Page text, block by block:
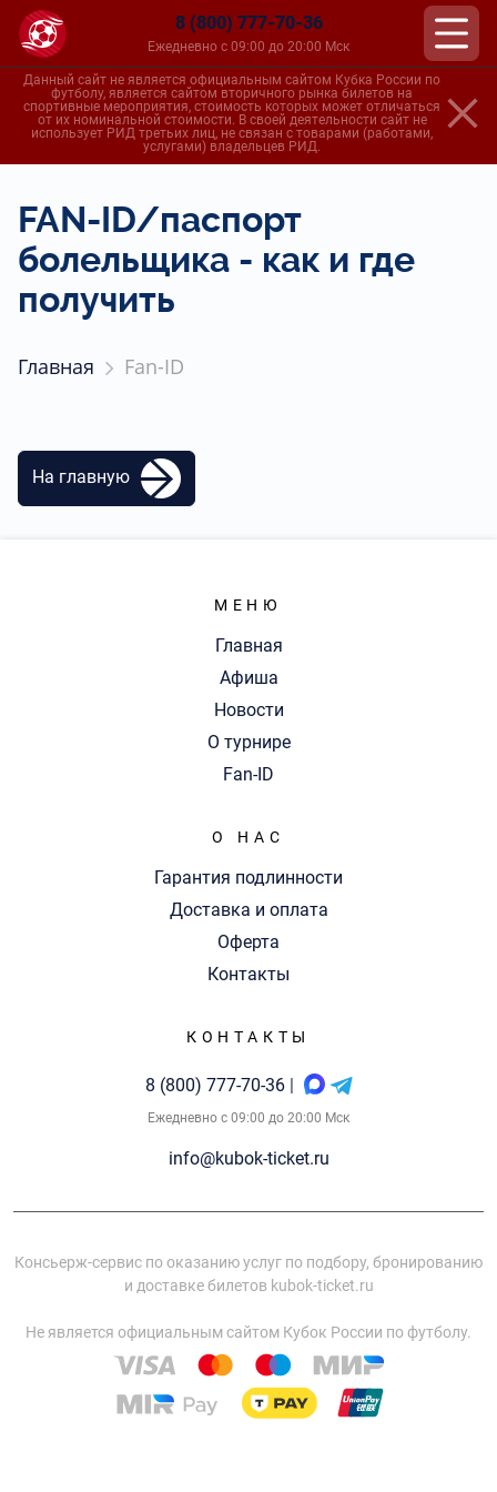
8 (800) 777-70-36
Ежедневно с 09:00 до 20:00 Мск
Данный сайт не является официальным сайтом Кубка России по
футболу, является сайтом вторичного рынка билетов на
спортивные мероприятия, стоимость которых может отличаться
от их номинальной стоимости. В своей деятельности сайт не
использует РИД третьих лиц, не связан с товарами (работами,
услугами) владельцев РИД.
FAN-ID/паспорт
болельщика - как и где
получить
Главная Fan-ID
На главную
МЕНЮ
Главная
Афиша
Новости
О турнире
Fan-ID
О НАС
Гарантия подлинности
Доставка и оплата
Оферта
Контакты
КОНТАКТЫ
8 (800) 777-70-36 |
Ежедневно с 09:00 до 20:00 Мск
info@kubok-ticket.ru
Консьерж-сервис по оказанию услуг по подбору, бронированию
и доставке билетов kubok-ticket.ru
Не является официальным сайтом Кубок России по футболу.